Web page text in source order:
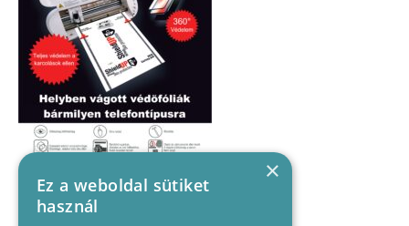
×
Ez a weboldal sütiket
használ